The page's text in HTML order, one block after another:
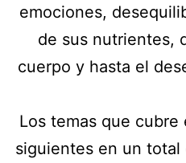
emociones,
de sus nutrientes,
cuerpo y hasta el
Los temas que cubre
siguientes en un